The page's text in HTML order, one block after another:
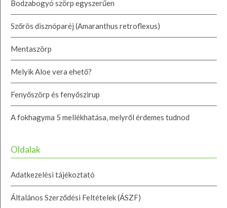
Bodzabogyó szörp egyszerűen
Szőrös disznóparéj (Amaranthus retroflexus)
Mentaszörp
Melyik Aloe vera ehető?
Fenyőszörp és fenyőszirup
A fokhagyma 5 mellékhatása, melyről érdemes tudnod
Oldalak
Adatkezelési tájékoztató
Általános Szerződési Feltételek (ÁSZF)